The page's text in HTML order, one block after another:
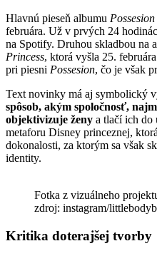
Hlavnú pieseň albumu Possesion
februára. Už v prvých 24
na Spotify. Druhou skladbou na
Princess, ktorá vyšla 25.
pri piesni Possesion, čo je však
Text novinky má aj symbolický
spôsob, akým spoločnosť,
objektivizuje ženy a tlačí ich do
metaforu Disney princeznej,
dokonalosti, za ktorým sa však
identity.
Fotka z vizuálneho
zdroj: instagram/
Kritika doterajšej tvorby